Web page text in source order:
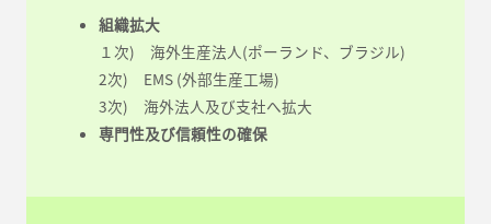
組織拡大
１次) 海外生産法人(ポーランド、ブラジル)
2次) EMS (外部生産工場)
3次) 海外法人及び支社へ拡大
専門性及び信頼性の確保